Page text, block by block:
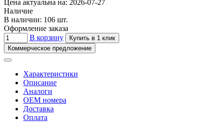
Цена актуальна на: 2026-07-27
Наличие
В наличии: 106 шт.
Оформление заказа
В корзину
Купить в 1 клик
Коммерческое предложение
Характеристики
Описание
Аналоги
OEM номера
Доставка
Оплата